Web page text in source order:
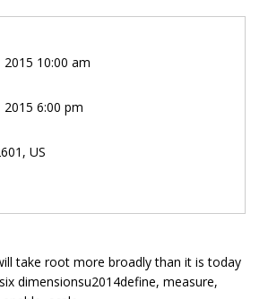
10:00 am
6:00 pm
US
take root more broadly than it is today
dimensionsu2014define, measure,